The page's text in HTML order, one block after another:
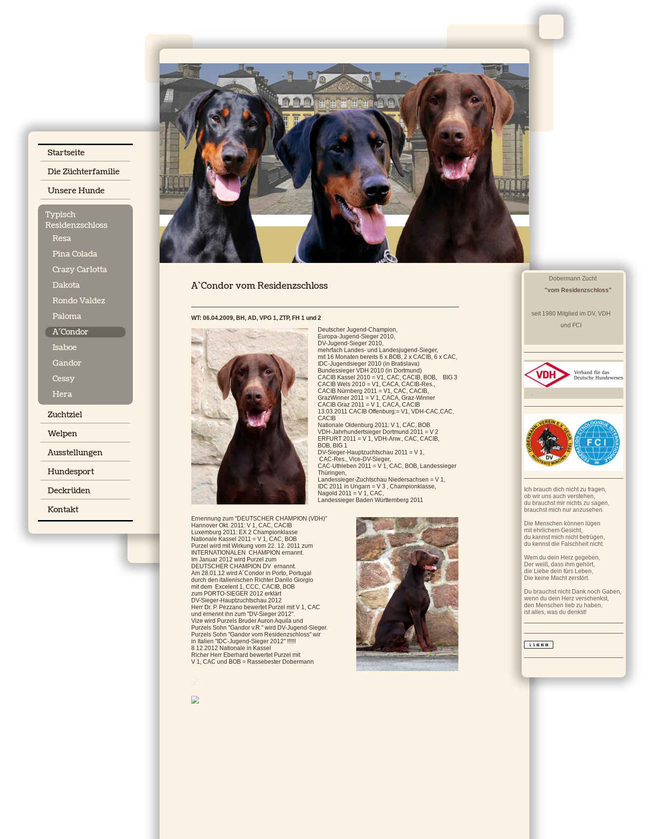
Startseite
Die Züchterfamilie
Unsere Hunde
Typisch
Residenzschloss
Resa
Pina Colada
Crazy Carlotta
Dakota
Rondo Valdez
Paloma
A´Condor
Isaboe
Gandor
Cessy
Hera
Zuchtziel
Welpen
Ausstellungen
Hundesport
Deckrüden
Kontakt
A`Condor vom Residenzschloss
WT: 06.04.2009, BH, AD, VPG 1, ZTP, FH 1 und 2
Deutscher Jugend-Champion,
Europa-Jugend-Sieger 2010,
DV-Jugend-Sieger 2010,
mehrfach Landes- und Landesjugend-Sieger,
mit 16 Monaten bereits 6 x BOB, 2 x CACIB, 6 x CAC,
IDC-Jugendsieger 2010 (in Bratislava)
Bundessieger VDH 2010 (in Dortmund)
CACIB Kassel 2010 = V1, CAC, CACIB, BOB, BIG 3
CACIB Wels 2010 = V1, CACA, CACIB-Res.,
CACIB Nürnberg 2011 = V1, CAC, CACIB,
GrazWinner 2011 = V 1, CACA, Graz-Winner
CACIB Graz 2011 = V 1, CACA, CACIB
13.03.2011 CACIB Offenburg:= V1, VDH-CAC,CAC,
CACIB
Nationale Oldenburg 2011: V 1, CAC, BOB
VDH-Jahrhundertsieger Dortmund 2011 = V 2
ERFURT 2011 = V 1, VDH-Anw., CAC, CACIB,
BOB, BIG 1
DV-Sieger-Hauptzuchtschau 2011 = V 1,
CAC-Res., Vice-DV-Sieger,
CAC-Uthleben 2011 = V 1, CAC, BOB, Landessieger
Thüringen,
Landessieger-Zuchtschau Niedersachsen = V 1,
IDC 2011 in Ungarn = V 3 , Championklasse,
Nagold 2011 = V 1, CAC,
Landessieger Baden Württemberg 2011
Ernennung zum "DEUTSCHER CHAMPION (VDH)"
Hannover Okt. 2011: V 1, CAC, CACIB
Luxemburg 2011: EX 2 Championklasse
Nationale Kassel 2011 = V 1, CAC, BOB
Purzel wird mit Wirkung vom 22. 12. 2011 zum
INTERNATIONALEN CHAMPION ernannt.
Im Januar 2012 wird Purzel zum
DEUTSCHER CHAMPION DV ernannt.
Am 28.01.12 wird A´Condor in Porto, Portugal
durch den italienischen Richter Danilo Giorgio
mit dem Excelent 1, CCC, CACIB, BOB
zum PORTO-SIEGER 2012 erklärt
DV-Sieger-Hauptzuchtschau 2012
Herr Dr. P. Pezzano bewertet Purzel mit V 1, CAC
und ernennt ihn zum "DV-Sieger 2012".
Vize wird Purzels Bruder Auron Aquila und
Purzels Sohn "Gandor v.R." wird DV-Jugend-Sieger.
Purzels Sohn "Gandor vom Residenzschloss" wir
in Italien "IDC-Jugend-Sieger 2012" !!!!!!
8.12.2012 Nationale in Kassel
Richer Herr Eberhard bewertet Purzel mit
V 1, CAC und BOB = Rassebester Dobermann
Dobermann Zucht
"vom Residenzschloss"
seit 1980 Mitglied im DV, VDH
und FCI
.
Ich brauch dich nicht zu fragen,
ob wir uns auch verstehen,
du brauchst mir nichts zu sagen,
brauchst mich nur anzusehen.
Die Menschen können lügen
mit ehrlichem Gesicht,
du kannst mich nicht betrügen,
du kennst die Falschheit nicht.
Wem du dein Herz gegeben,
Der weiß, dass ihm gehört,
die Liebe dein fürs Leben,
Die keine Macht zerstört.
Du brauchst nicht Dank noch Gaben,
wenn du dein Herz verschenkst,
den Menschen lieb zu haben,
ist alles, was du denkst!